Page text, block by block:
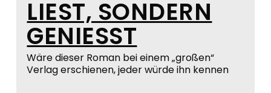
LIEST, SONDERN
GENIESST
Wäre dieser Roman bei einem „großen“
Verlag erschienen, jeder würde ihn kennen